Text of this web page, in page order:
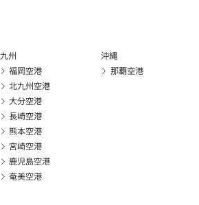
九州
福岡空港
北九州空港
大分空港
長崎空港
熊本空港
宮崎空港
鹿児島空港
奄美空港
沖縄
那覇空港